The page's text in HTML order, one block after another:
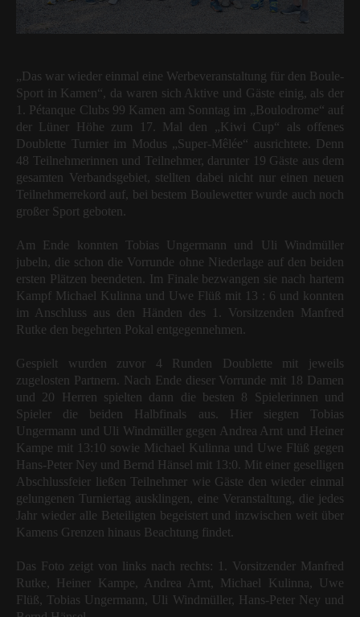
„Das war wieder einmal eine Werbeveranstaltung für den Boule-
Sport in Kamen“, da waren sich Aktive und Gäste einig, als der
1. Pétanque Clubs 99 Kamen am Sonntag im „Boulodrome“ auf
der Lüner Höhe zum 17. Mal den „Kiwi Cup“ als offenes
Doublette Turnier im Modus „Super-Mêlée“ ausrichtete. Denn
48 Teilnehmerinnen und Teilnehmer, darunter 19 Gäste aus dem
gesamten Verbandsgebiet, stellten dabei nicht nur einen neuen
Teilnehmerrekord auf, bei bestem Boulewetter wurde auch noch
großer Sport geboten.
Am Ende konnten Tobias Ungermann und Uli Windmüller
jubeln, die schon die Vorrunde ohne Niederlage auf den beiden
ersten Plätzen beendeten. Im Finale bezwangen sie nach hartem
Kampf Michael Kulinna und Uwe Flüß mit 13 : 6 und konnten
im Anschluss aus den Händen des 1. Vorsitzenden Manfred
Rutke den begehrten Pokal entgegennehmen.
Gespielt wurden zuvor 4 Runden Doublette mit jeweils
zugelosten Partnern. Nach Ende dieser Vorrunde mit 18 Damen
und 20 Herren spielten dann die besten 8 Spielerinnen und
Spieler die beiden Halbfinals aus. Hier siegten Tobias
Ungermann und Uli Windmüller gegen Andrea Arnt und Heiner
Kampe mit 13:10 sowie Michael Kulinna und Uwe Flüß gegen
Hans-Peter Ney und Bernd Hänsel mit 13:0. Mit einer geselligen
Abschlussfeier ließen Teilnehmer wie Gäste den wieder einmal
gelungenen Turniertag ausklingen, eine Veranstaltung, die jedes
Jahr wieder alle Beteiligten begeistert und inzwischen weit über
Kamens Grenzen hinaus Beachtung findet.
Das Foto zeigt von links nach rechts: 1. Vorsitzender Manfred
Rutke, Heiner Kampe, Andrea Arnt, Michael Kulinna, Uwe
Flüß, Tobias Ungermann, Uli Windmüller, Hans-Peter Ney und